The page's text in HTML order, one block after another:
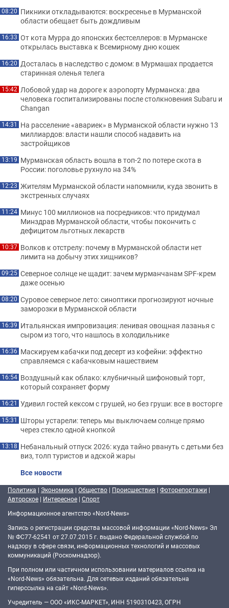
08:20 Пикники откладываются: воскресенье в Мурманской
области обещает быть дождливым
16:33 От кота Мурра до японских бестселлеров: в Мурманске
открылась выставка к Всемирному дню кошек
16:20 Досталась в наследство с домом: в Мурмашах продается
старинная оленья телега
15:42 Лобовой удар на дороге к аэропорту Мурманска: два
человека госпитализированы после столкновения Subaru и
Changan
14:31 На расселение «авариек» в Мурманской области нужно 13
миллиардов: власти нашли способ надавить на
застройщиков
13:19 Мурманская область вошла в топ-2 по потере скота в
России: поголовье рухнуло на 34%
12:23 Жителям Мурманской области напомнили, куда звонить в
экстренных случаях
11:24 Минус 100 миллионов на посредников: что придумал
Минздрав Мурманской области, чтобы покончить с
дефицитом льготных лекарств
10:37 Волков к отстрелу: почему в Мурманской области нет
лимита на добычу этих хищников?
09:25 Северное солнце не щадит: зачем мурманчанам SPF-крем
даже осенью
08:20 Суровое северное лето: синоптики прогнозируют ночные
заморозки в Мурманской области
16:39 Итальянская импровизация: ленивая овощная лазанья с
сыром из того, что нашлось в холодильнике
16:36 Маскируем кабачки под десерт из кофейни: эффектно
справляемся с кабачковым нашествием
16:54 Воздушный как облако: клубничный шифоновый торт,
который сохраняет форму
16:21 Удивил гостей кексом с грушей, но без груши: все в восторге
15:31 Шторы устарели: теперь мы выключаем солнце прямо
через стекло одной кнопкой
13:18 Небанальный отпуск 2026: куда тайно рвануть с детьми без
виз, толп туристов и адской жары
Все новости
Политика | Экономика | Общество | Происшествия | Фоторепортажи |
Авторское | Интересное | Спорт
Информационное агентство «Nord-News»
Запись о регистрации средства массовой информации «Nord-News» Эл
№ ФС77-62541 от 27.07.2015 г. выдано Федеральной службой по
надзору в сфере связи, информационных технологий и массовых
коммуникаций (Роскомнадзор).
При полном или частичном использовании материалов ссылка на
«Nord-News» обязательна. Для сетевых изданий обязательна
гиперссылка на сайт «Nord-News».
Учредитель — ООО «ИКС-МАРКЕТ», ИНН 5190310423, ОГРН